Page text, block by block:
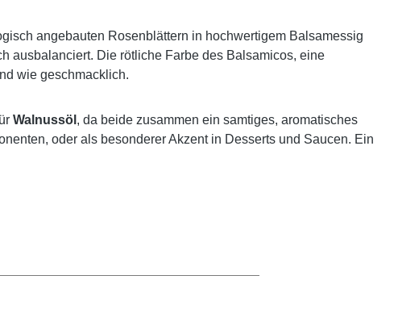
angebauten Rosenblättern in hochwertigem Balsamessig
ausbalanciert. Die rötliche Farbe des Balsamicos, eine
wie geschmacklich.
Walnussöl , da beide zusammen ein samtiges, aromatisches
oder als besonderer Akzent in Desserts und Saucen. Ein